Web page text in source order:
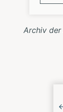
Archiv der